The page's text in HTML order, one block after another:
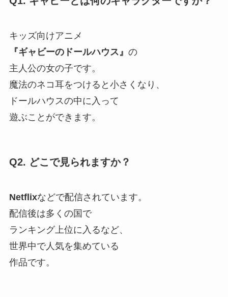
キッズ向けアニメ
『ギャビーのドールハウス』 の
主人公の女の子です。
魔法のネコ耳をつけると小さくなり、
ドールハウスの中に入って
遊ぶことができます。
Q2. どこで見られますか？
Netflixなどで配信されています。
配信後は多くの国で
ランキング上位に入るなど、
世界中で人気を集めている
作品です。